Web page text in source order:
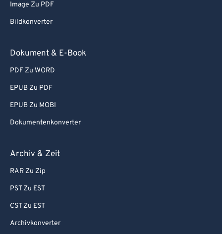
Image Zu PDF
Bildkonverter
Dokument & E-Book
PDF Zu WORD
EPUB Zu PDF
EPUB Zu MOBI
Dokumentenkonverter
Archiv & Zeit
RAR Zu Zip
PST Zu EST
CST Zu EST
Archivkonverter